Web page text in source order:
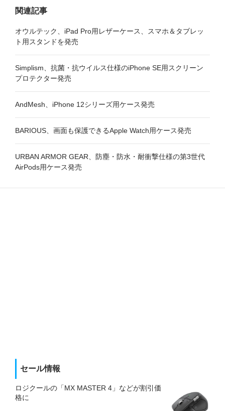
関連記事
オウルテック、iPad Pro用レザーケース、スマホ＆タブレッ
ト用スタンドを発売
Simplism、抗菌・抗ウイルス仕様のiPhone SE用スクリーン
プロテクター発売
AndMesh、iPhone 12シリーズ用ケース発売
BARIOUS、画面も保護できるApple Watch用ケース発売
URBAN ARMOR GEAR、防塵・防水・耐衝撃仕様の第3世代
AirPods用ケース発売
セール情報
ロジクールの「MX MASTER 4」などが割引価
格に